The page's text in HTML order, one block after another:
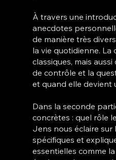
À travers une
anecdotes
de manière très
la vie quotidienne. La
classiques, mais
de contrôle et la
et quand elle devient
Dans la seconde
concrètes : quel rôle
Jens nous éclaire
spécifiques et
essentielles comme